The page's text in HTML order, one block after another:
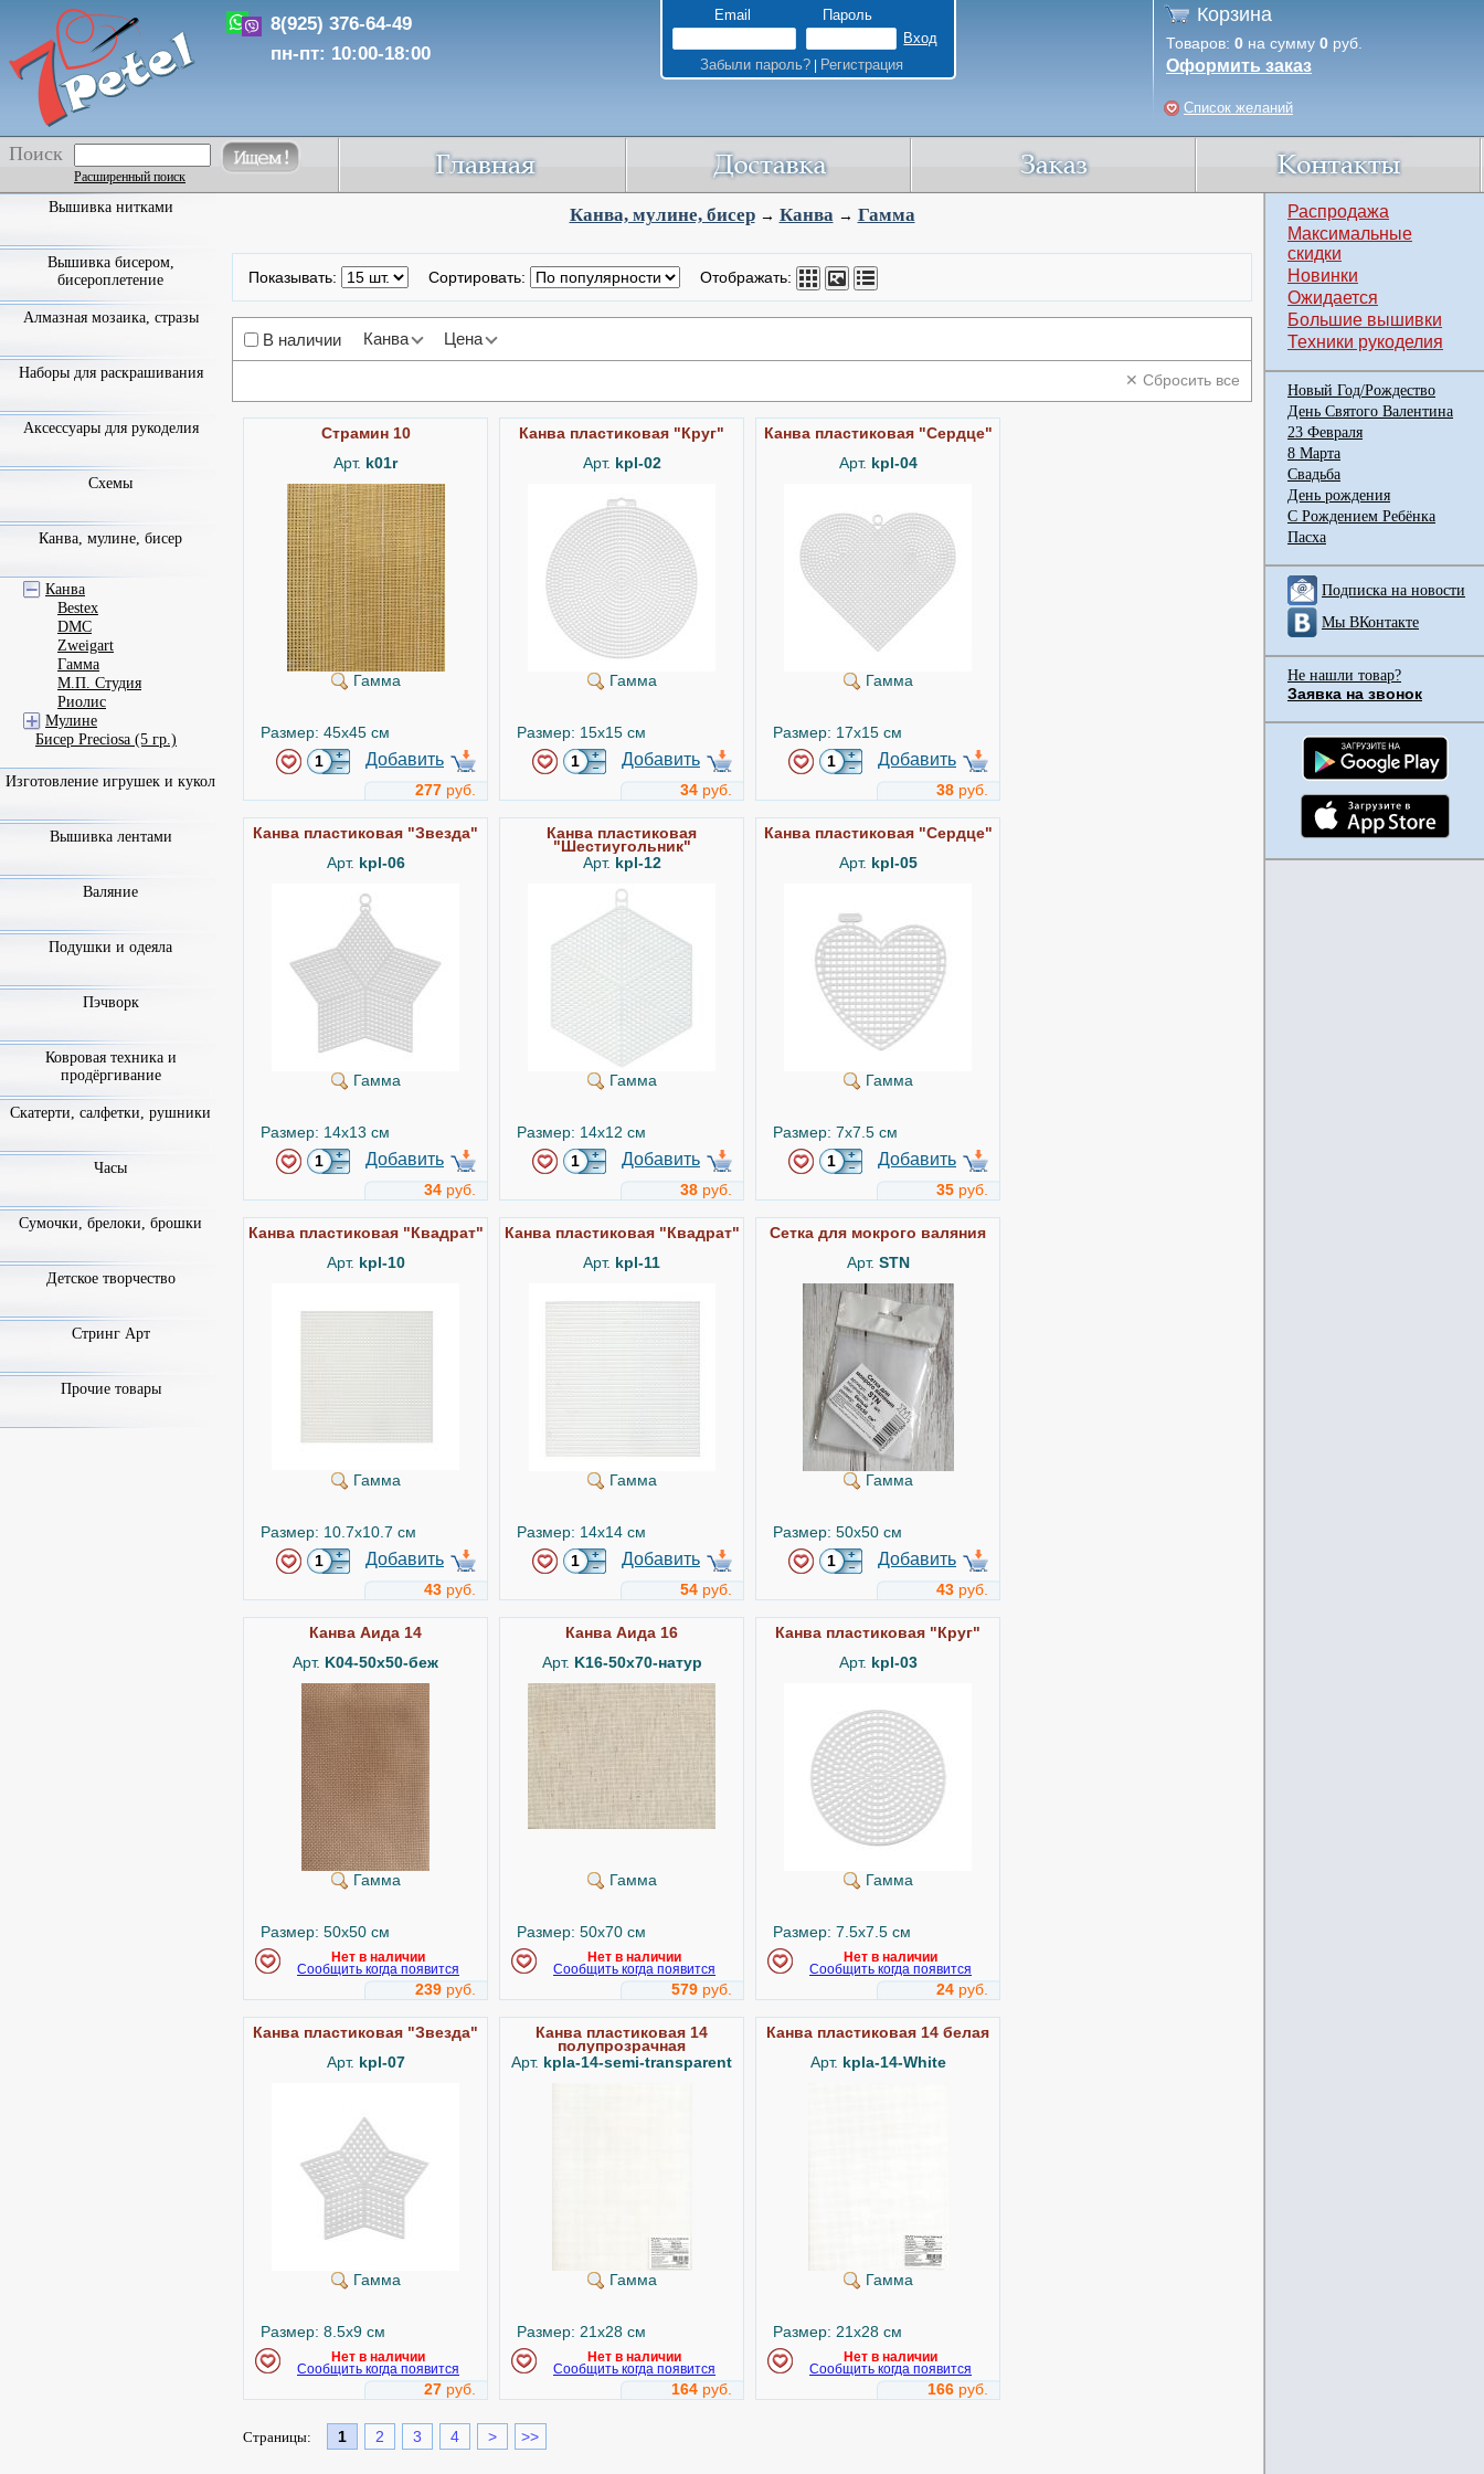
8(925) 376-64-49
пн-пт: 10:00-18:00
Email Пароль
Забыли пароль?| Регистрация
Корзина
Товаров: 0 на сумму 0 руб.
Оформить заказ
Список желаний
Поиск
Расширенный поиск
Канва, мулине, бисер→ Канва → Гамма
Показывать: Сортировать: Отображать:
В наличии Канва Цена
✕ Сбросить все
Страмин 10
Арт. k01r
Гамма
Размер: 45x45 см
Добавить
277 руб.
Канва пластиковая "Круг"
Арт. kpl-02
Гамма
Размер: 15x15 см
Добавить
34 руб.
Канва пластиковая "Сердце"
Арт. kpl-04
Гамма
Размер: 17x15 см
Добавить
38 руб.
Канва пластиковая "Звезда"
Арт. kpl-06
Гамма
Размер: 14x13 см
Добавить
34 руб.
Канва пластиковая
"Шестиугольник"
Арт. kpl-12
Гамма
Размер: 14x12 см
Добавить
38 руб.
Канва пластиковая "Сердце"
Арт. kpl-05
Гамма
Размер: 7x7.5 см
Добавить
35 руб.
Канва пластиковая "Квадрат"
Арт. kpl-10
Гамма
Размер: 10.7x10.7 см
Добавить
43 руб.
Канва пластиковая "Квадрат"
Арт. kpl-11
Гамма
Размер: 14x14 см
Добавить
54 руб.
Сетка для мокрого валяния
Арт. STN
Гамма
Размер: 50x50 см
Добавить
43 руб.
Канва Аида 14
Арт. K04-50x50-беж
Гамма
Размер: 50x50 см
Нет в наличии
Сообщить когда появится
239 руб.
Канва Аида 16
Арт. K16-50x70-натур
Гамма
Размер: 50x70 см
Нет в наличии
Сообщить когда появится
579 руб.
Канва пластиковая "Круг"
Арт. kpl-03
Гамма
Размер: 7.5x7.5 см
Нет в наличии
Сообщить когда появится
24 руб.
Канва пластиковая "Звезда"
Арт. kpl-07
Гамма
Размер: 8.5x9 см
Нет в наличии
Сообщить когда появится
27 руб.
Канва пластиковая 14
полупрозрачная
Арт. kpla-14-semi-transparent
Гамма
Размер: 21x28 см
Нет в наличии
Сообщить когда появится
164 руб.
Канва пластиковая 14 белая
Арт. kpla-14-White
Гамма
Размер: 21x28 см
Нет в наличии
Сообщить когда появится
166 руб.
Страницы: 1 2 3 4 > >>
Вышивка нитками
Вышивка бисером,
бисероплетение
Алмазная мозаика, стразы
Наборы для раскрашивания
Аксессуары для рукоделия
Схемы
Канва, мулине, бисер
Канва
Bestex
DMC
Zweigart
Гамма
М.П. Студия
Риолис
Мулине
Бисер Preciosa (5 гр.)
Изготовление игрушек и кукол
Вышивка лентами
Валяние
Подушки и одеяла
Пэчворк
Ковровая техника и
продёргивание
Скатерти, салфетки, рушники
Часы
Сумочки, брелоки, брошки
Детское творчество
Стринг Арт
Прочие товары
Распродажа
Максимальные
скидки
Новинки
Ожидается
Большие вышивки
Техники рукоделия
Новый Год/Рождество
День Святого Валентина
23 Февраля
8 Марта
Свадьба
День рождения
С Рождением Ребёнка
Пасха
Подписка на новости
Мы ВКонтакте
Не нашли товар?
Заявка на звонок